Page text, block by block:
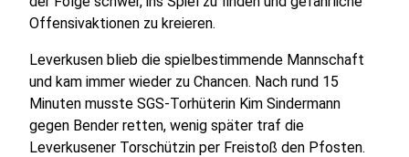
Offensivaktionen zu kreieren.
Leverkusen blieb die spielbestimmende Mannschaft
und kam immer wieder zu Chancen. Nach rund 15
Minuten musste SGS-Torhüterin Kim Sindermann
gegen Bender retten, wenig später traf die
Leverkusener Torschützin per Freistoß den Pfosten.